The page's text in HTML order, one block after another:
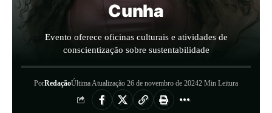
Cunha
Evento oferece oficinas culturais e atividades de
conscientização sobre sustentabilidade
PorRedaçãoÚltima Atualização 26 de novembro de 20242 Min Leitura